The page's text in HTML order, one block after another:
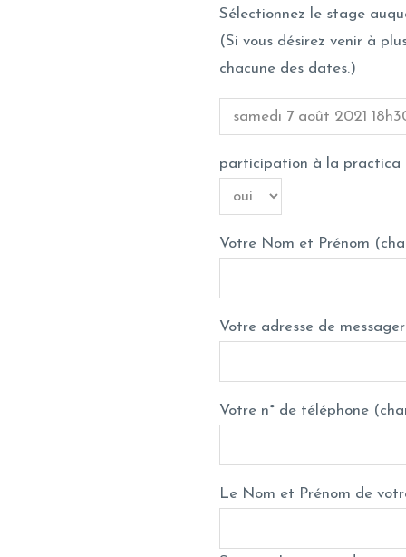
Sélectionnez le stage
(Si vous désirez venir à
chacune des dates.)
participation à la practica
Votre Nom et Prénom
Votre adresse de
Votre n° de téléphone
Le Nom et Prénom de